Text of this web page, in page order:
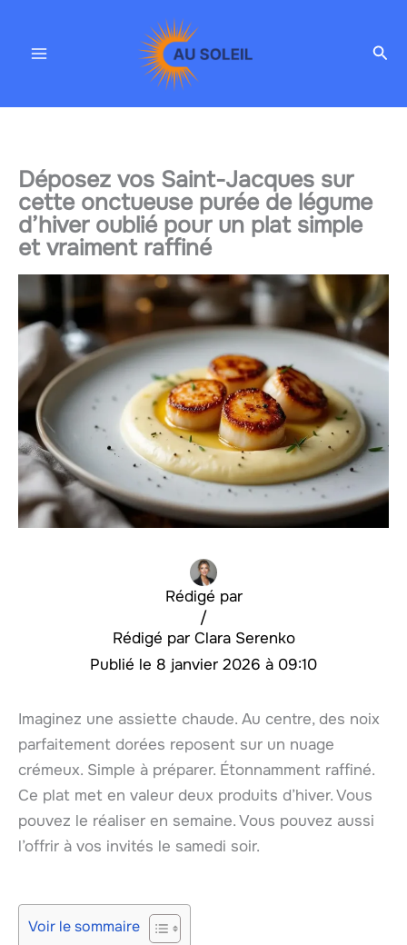
contenu
Déposez vos Saint-Jacques sur
cette onctueuse purée de légume
d’hiver oublié pour un plat simple
et vraiment raffiné
Rédigé par
Clara Serenko
/
8 janvier 2026 à 09:10
Imaginez une assiette chaude. Au centre, des noix
parfaitement dorées reposent sur un nuage
crémeux. Simple à préparer. Étonnamment raffiné.
Ce plat met en valeur deux produits d’hiver. Vous
pouvez le réaliser en semaine. Vous pouvez aussi
l’offrir à vos invités le samedi soir.
Voir le sommaire